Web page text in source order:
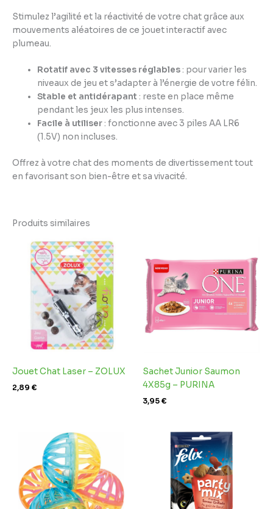
Stimulez l’agilité et la réactivité de votre chat grâce aux
mouvements aléatoires de ce jouet interactif avec
plumeau.
Rotatif avec 3 vitesses réglables: pour varier les
niveaux de jeu et s’adapter à l’énergie de votre félin.
Stable et antidérapant : reste en place même
pendant les jeux les plus intenses.
Facile à utiliser: fonctionne avec 3 piles AA LR6
(1.5V) non incluses.
Offrez à votre chat des moments de divertissement tout
en favorisant son bien-être et sa vivacité.
Produits similaires
Jouet Chat Laser – ZOLUX
2,89 €
Sachet Junior Saumon
4X85g – PURINA
3,95€